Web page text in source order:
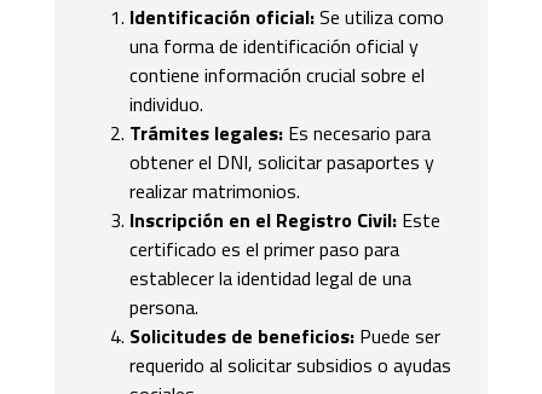
Identificación oficial:Se utiliza como
una forma de identificación oficial y
contiene información crucial sobre el
individuo.
Trámites legales: Es necesario para
obtener el DNI, solicitar pasaportes y
realizar matrimonios.
Inscripción en el Registro Civil: Este
certificado es el primer paso para
establecer la identidad legal de una
persona.
Solicitudes de beneficios: Puede ser
requerido al solicitar subsidios o ayudas